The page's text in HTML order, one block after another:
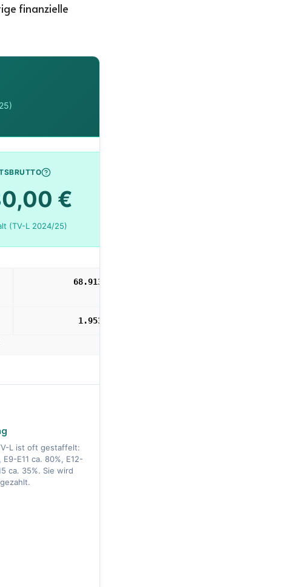
finanzielle
€
(TV-L 2024/25)
68.913,00 €
1.953,00 €
L ist oft gestaffelt:
E11 ca. 80%, E12-
ca. 35%. Sie wird